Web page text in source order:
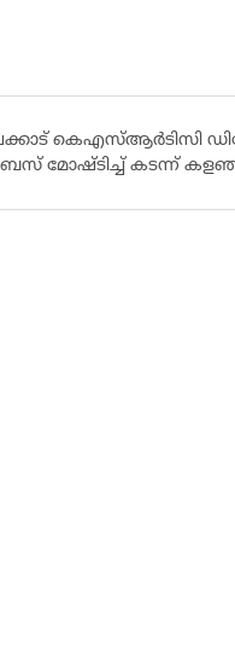
കെഎസ്ആർടിസി
ബസ് മോഷ്ടിച്ച് കടന്ന്